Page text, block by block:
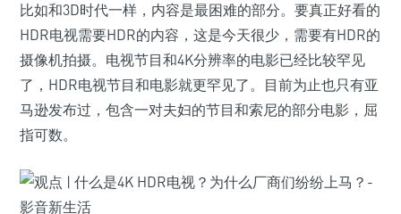
比如和3D时代一样，内容是最困难的部分。要真正好看的
HDR电视需要HDR的内容，这是今天很少，需要有HDR的
摄像机拍摄。电视节目和4K分辨率的电影已经比较罕见
了，HDR电视节目和电影就更罕见了。目前为止也只有亚
马逊发布过，包含一对夫妇的节目和索尼的部分电影，屈
指可数。